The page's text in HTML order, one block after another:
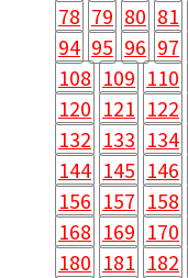
78 79 80 81
94 95 96 97
108 109 110
120 121 122
132 133 134
144 145 146
156 157 158
168 169 170
180 181 182